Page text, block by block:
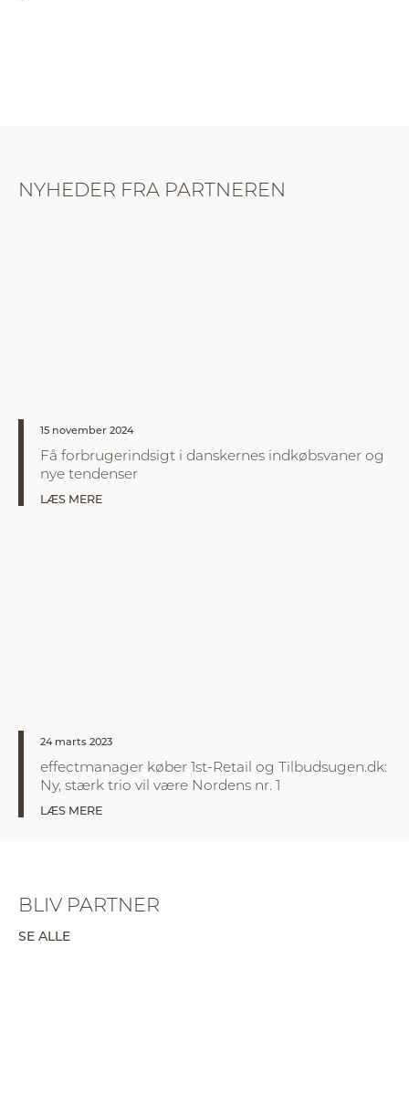
NYHEDER FRA PARTNEREN
15 november 2024
Få forbrugerindsigt i danskernes indkøbsvaner og
nye tendenser
LÆS MERE
24 marts 2023
effectmanager køber 1st-Retail og Tilbudsugen.dk:
Ny, stærk trio vil være Nordens nr. 1
LÆS MERE
BLIV PARTNER
SE ALLE